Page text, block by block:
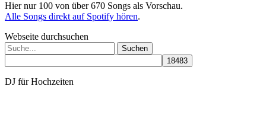
Hier nur 100 von über 670 Songs als Vorschau.
Alle Songs direkt auf Spotify hören.
Webseite durchsuchen
Suchen
nach:
DJ für Hochzeiten